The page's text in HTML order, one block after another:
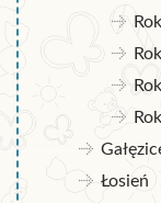
Łosień